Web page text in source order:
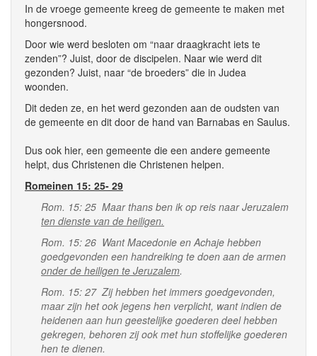
In de vroege gemeente kreeg de gemeente te maken met
hongersnood.
Door wie werd besloten om “naar draagkracht iets te
zenden”? Juist, door de discipelen. Naar wie werd dit
gezonden? Juist, naar “de broeders” die in Judea
woonden.
Dit deden ze, en het werd gezonden aan de oudsten van
de gemeente en dit door de hand van Barnabas en Saulus.
Dus ook hier, een gemeente die een andere gemeente
helpt, dus Christenen die Christenen helpen.
Romeinen 15: 25- 29
Rom. 15: 25 Maar thans ben ik op reis naar Jeruzalem
ten dienste van de heiligen.
Rom. 15: 26 Want Macedonie en Achaje hebben
goedgevonden een handreiking te doen aan de armen
onder de heiligen te Jeruzalem.
Rom. 15: 27 Zij hebben het immers goedgevonden,
maar zijn het ook jegens hen verplicht, want indien de
heidenen aan hun geestelijke goederen deel hebben
gekregen, behoren zij ook met hun stoffelijke goederen
hen te dienen.